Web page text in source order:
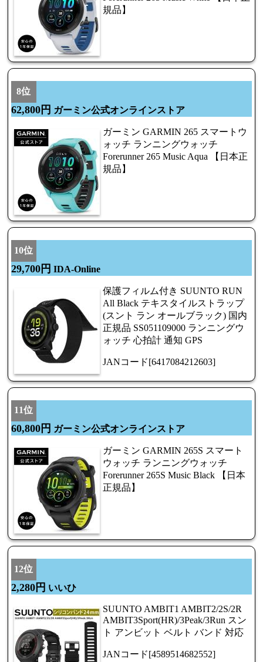
規品】
8位
62,800円 ガーミン公式オンラインストア
ガーミン GARMIN 265 スマートウ
ォッチ ランニングウォッチ
Forerunner 265 Music Aqua 【日本正
規品】
10位
29,700円 IDA-Online
保護フィルム付き SUUNTO RUN
All Black テキスタイルストラップ
(スント ラン オールブラック) 国内
正規品 SS051109000 ランニングウ
ォッチ 心拍計 通知 GPS
JANコード[6417084212603]
11位
60,800円 ガーミン公式オンラインストア
ガーミン GARMIN 265S スマート
ウォッチ ランニングウォッチ
Forerunner 265S Music Black 【日本
正規品】
12位
2,280円 いいひ
SUUNTO AMBIT1 AMBIT2/2S/2R
AMBIT3Sport(HR)/3Peak/3Run スン
ト アンビット ベルト バンド 対応
JANコード[4589514682552]